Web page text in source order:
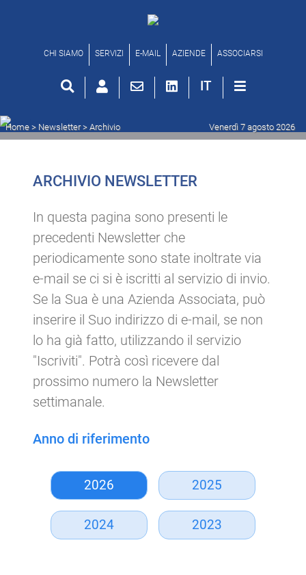
Archivio newsletter
CHI SIAMO SERVIZI E-MAIL AZIENDE ASSOCIARSI
IT
Venerdì 7 agosto 2026
Home > Newsletter > Archivio
ARCHIVIO NEWSLETTER
In questa pagina sono presenti le
precedenti Newsletter che
periodicamente sono state inoltrate via
e-mail se ci si è iscritti al servizio di invio.
Se la Sua è una Azienda Associata, può
inserire il Suo indirizzo di e-mail, se non
lo ha già fatto, utilizzando il servizio
"Iscriviti". Potrà così ricevere dal
prossimo numero la Newsletter
settimanale.
Anno di riferimento
2026 2025
2024 2023